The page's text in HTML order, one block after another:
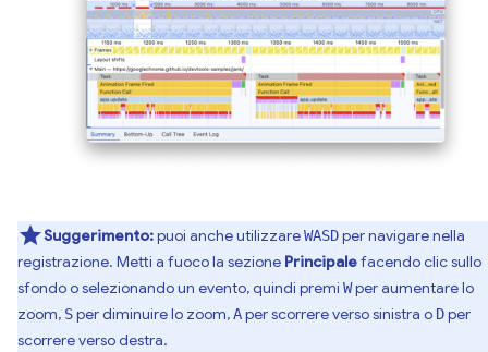
Suggerimento:puoi anche utilizzareWASDper navigare nella
registrazione. Metti a fuoco la sezione Principalefacendo clic sullo
sfondo o selezionando un evento, quindi premi Wper aumentare lo
zoom, Sper diminuire lo zoom,Aper scorrere verso sinistra o Dper
scorrere verso destra.